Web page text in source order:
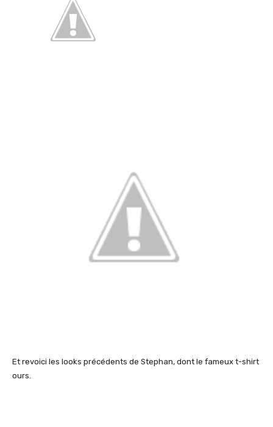
Et revoici les looks précédents de Stephan, dont le fameux t-shirt
ours.